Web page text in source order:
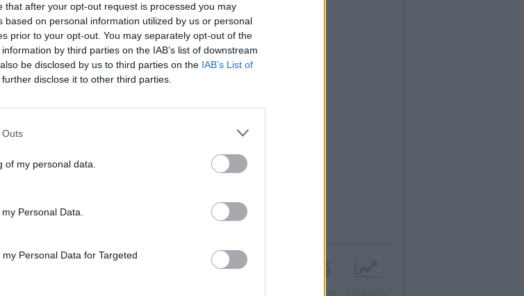
that after your opt-out request is processed you may
based on personal information utilized by us or personal
prior to your opt-out. You may separately opt-out of the
by third parties on the IAB’s list of downstream
be disclosed by us to third parties on the IAB’s List of
disclose it to other third parties.
Outs
of my personal data.
Personal Data.
Personal Data for Targeted
Pielle vince Gara5 (85-75)